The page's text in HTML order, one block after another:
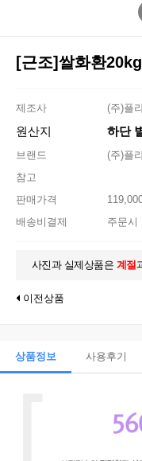
[근조]쌀화환
제조사 (주)플
원산지 하단
브랜드
(주)플
참고
판매가격
배송비결제
주문시
사진과 실제상품은 계절
이전상품
상품정보 사용후기